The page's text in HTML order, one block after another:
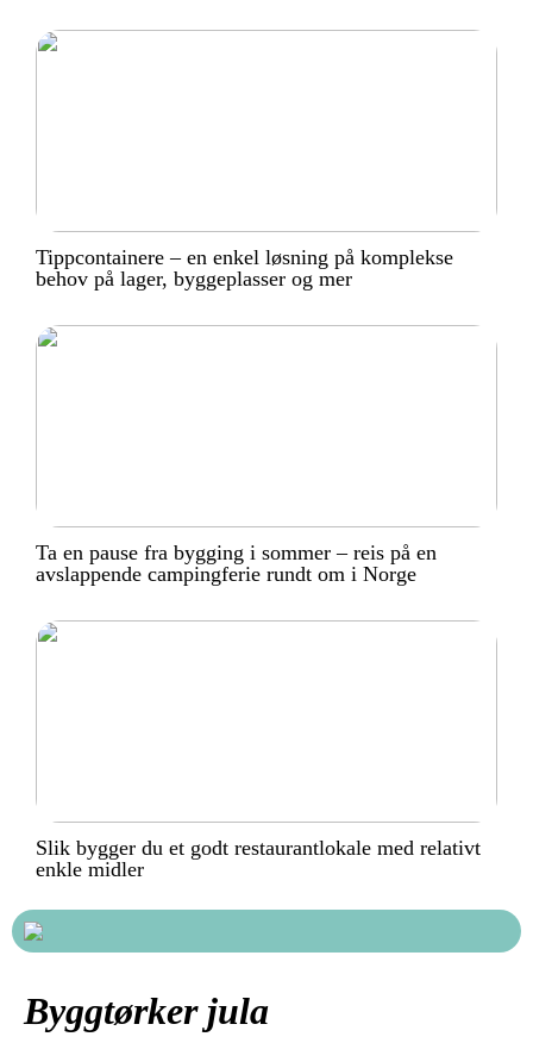
Tippcontainere – en enkel løsning på komplekse
behov på lager, byggeplasser og mer
Ta en pause fra bygging i sommer – reis på en
avslappende campingferie rundt om i Norge
Slik bygger du et godt restaurantlokale med relativt
enkle midler
Byggtørker jula